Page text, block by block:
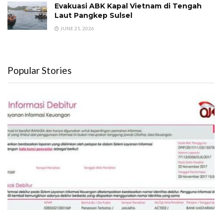
Evakuasi ABK Kapal Vietnam di Tengah
Laut Pangkep Sulsel
JUNE 21, 2026
Popular Stories